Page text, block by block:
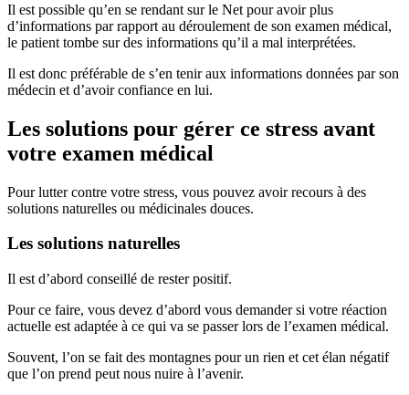
Il est possible qu’en se rendant sur le Net pour avoir plus
d’informations par rapport au déroulement de son examen médical,
le patient tombe sur des informations qu’il a mal interprétées.
Il est donc préférable de s’en tenir aux informations données par son
médecin et d’avoir confiance en lui.
Les solutions pour gérer ce stress avant
votre examen médical
Pour lutter contre votre stress, vous pouvez avoir recours à des
solutions naturelles ou médicinales douces.
Les solutions naturelles
Il est d’abord conseillé de rester positif.
Pour ce faire, vous devez d’abord vous demander si votre réaction
actuelle est adaptée à ce qui va se passer lors de l’examen médical.
Souvent, l’on se fait des montagnes pour un rien et cet élan négatif
que l’on prend peut nous nuire à l’avenir.